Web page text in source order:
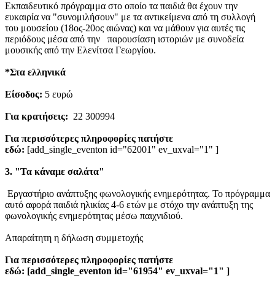
Εκπαιδευτικό πρόγραμμα στο οποίο τα παιδιά θα έχουν την
ευκαιρία να "συνομιλήσουν" με τα αντικείμενα από τη συλλογή
του μουσείου (18ος-20ος αιώνας) και να μάθουν για αυτές τις
περιόδους μέσα από την παρουσίαση ιστοριών με συνοδεία
μουσικής από την Ελενίτσα Γεωργίου.
*Στα ελληνικά
Είσοδος: 5 ευρώ
Για κρατήσεις: 22 300994
Για περισσότερες πληροφορίες πατήστε
εδώ: [add_single_eventon id="62001" ev_uxval="1" ]
3. "Τα κάναμε σαλάτα"
Εργαστήριο ανάπτυξης φωνολογικής ενημερότητας. Το πρόγραμμα
αυτό αφορά παιδιά ηλικίας 4-6 ετών με στόχο την ανάπτυξη της
φωνολογικής ενημερότητας μέσω παιχνιδιού.
Απαραίτητη η δήλωση συμμετοχής
Για περισσότερες πληροφορίες πατήστε
εδώ: [add_single_eventon id="61954" ev_uxval="1" ]